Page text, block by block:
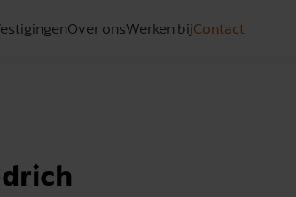
Over onsWerken bijContact